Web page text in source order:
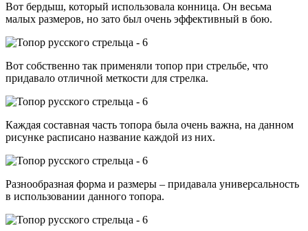
Вот бердыш, который использовала конница. Он весьма
малых размеров, но зато был очень эффективный в бою.
Вот собственно так применяли топор при стрельбе, что
придавало отличной меткости для стрелка.
Каждая составная часть топора была очень важна, на данном
рисунке расписано название каждой из них.
Разнообразная форма и размеры – придавала универсальность
в использовании данного топора.